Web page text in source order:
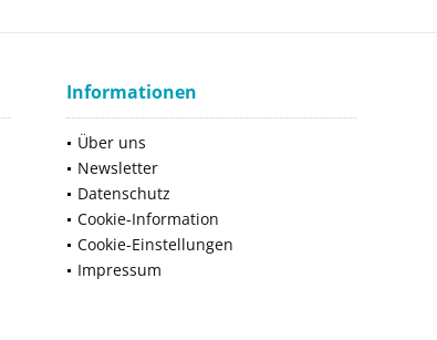
Informationen
Über uns
Newsletter
Datenschutz
Cookie-Information
Cookie-Einstellungen
Impressum